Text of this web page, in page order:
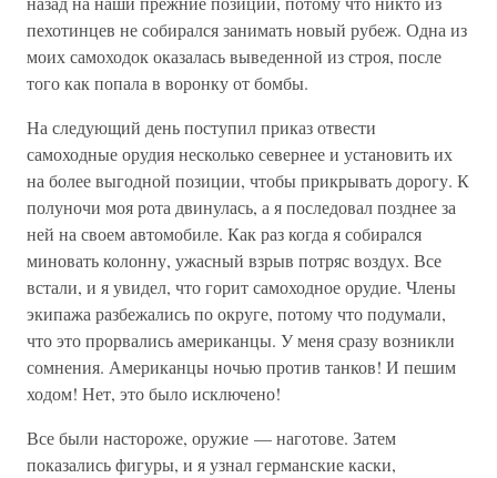
пехотинцев не собирался занимать новый рубеж. Одна из
моих самоходок оказалась выведенной из строя, после
того как попала в воронку от бомбы.
На следующий день поступил приказ отвести
самоходные орудия несколько севернее и установить их
на более выгодной позиции, чтобы прикрывать дорогу. К
полуночи моя рота двинулась, а я последовал позднее за
ней на своем автомобиле. Как раз когда я собирался
миновать колонну, ужасный взрыв потряс воздух. Все
встали, и я увидел, что горит самоходное орудие. Члены
экипажа разбежались по округе, потому что подумали,
что это прорвались американцы. У меня сразу возникли
сомнения. Американцы ночью против танков! И пешим
ходом! Нет, это было исключено!
Все были настороже, оружие — наготове. Затем
показались фигуры, и я узнал германские каски,